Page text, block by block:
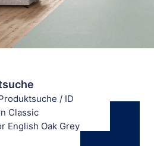
/ ID
Classic
English Oak Grey